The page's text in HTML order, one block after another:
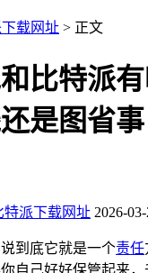
下载网址 > 正文
比特派有
是图省
特派下载网址 2026-
到底它就是一个责任
自己好好保管起来